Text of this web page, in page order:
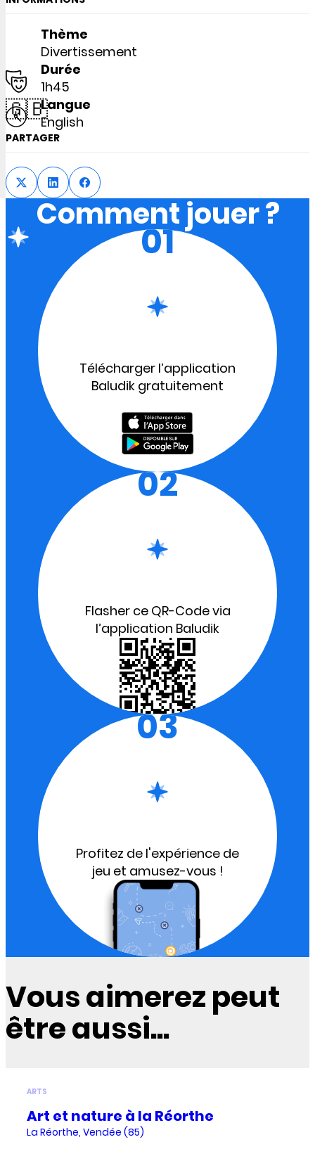
Thème
Divertissement
Durée
1h45
🇬🇧Langue
English
PARTAGER
Comment jouer ?
01
Télécharger l’application
Baludik gratuitement
02
Flasher ce QR-Code via
l’application Baludik
03
Profitez de l'expérience de
jeu et amusez-vous !
Vous aimerez peut
être aussi...
ARTS
Art et nature à la Réorthe
La Réorthe, Vendée (85)